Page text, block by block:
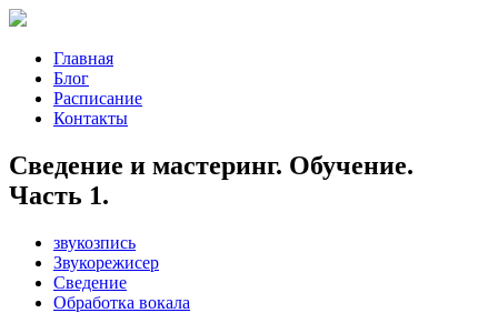
Главная
Блог
Расписание
Контакты
Сведение и мастеринг. Обучение.
Часть 1.
звукозпись
Звукорежисер
Сведение
Обработка вокала